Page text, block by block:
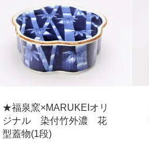
★福泉窯×MARUKEIオリ
ジナル 染付竹外濃 花
型蓋物(1段)